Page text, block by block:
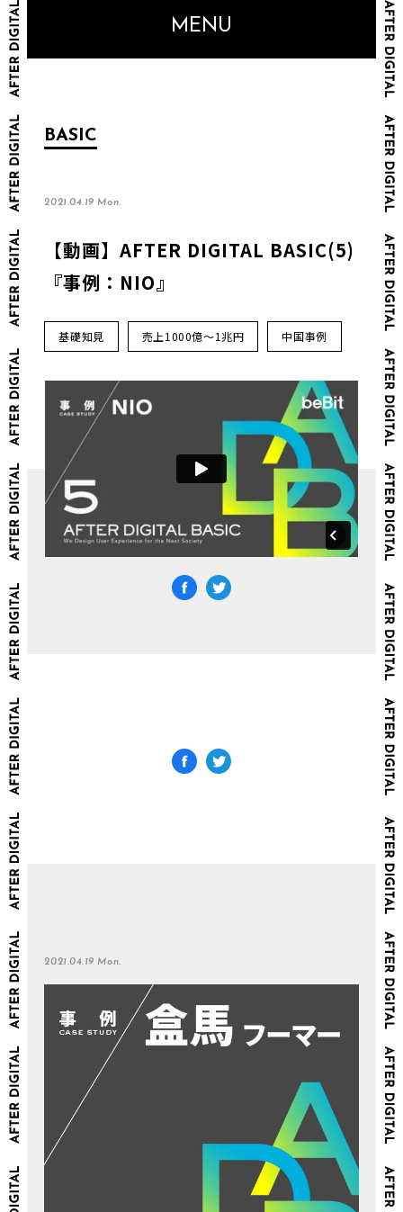
MENU
BASIC
2021.04.19 Mon.
【動画】AFTER DIGITAL BASIC(5)
『事例：NIO』
基礎知見 売上1000億～1兆円 中国事例
2021.04.19 Mon.